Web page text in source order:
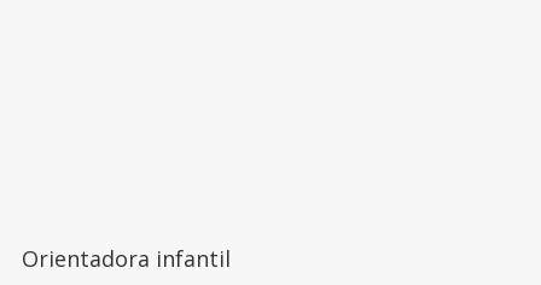
Orientadora infantil